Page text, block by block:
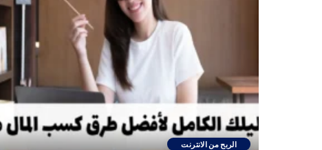
الربح من الانترنت